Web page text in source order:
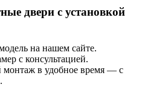
двери с установкой
на нашем сайте.
с консультацией.
монтаж в удобное время — с